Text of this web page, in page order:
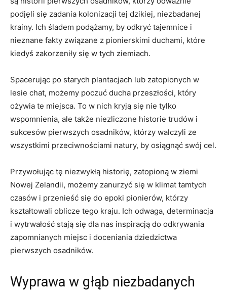
podjęli się zadania kolonizacji tej dzikiej, niezbadanej
krainy. Ich śladem podążamy, by odkryć⁣ tajemnice i
nieznane fakty ⁤związane z ‍pionierskimi duchami, które ​
kiedyś zakorzeniły się w tych ziemiach.
Spacerując po starych plantacjach lub zatopionych ​w
lesie chat, możemy poczuć ducha przeszłości, który
ożywia te miejsca. To w nich kryją się⁣ nie⁤ tylko
wspomnienia,​ ale także niezliczone historie​ trudów i
⁣sukcesów pierwszych osadników,⁣ którzy walczyli ⁢ze
wszystkimi‌ przeciwnościami natury, by osiągnąć swój cel.
Przywołując tę niezwykłą historię, zatopioną w ⁤ziemi⁢
Nowej Zelandii, możemy ⁤zanurzyć⁤ się w klimat tamtych
czasów i przenieść się do epoki pionierów, którzy
kształtowali oblicze tego ⁤kraju. Ich odwaga, determinacja
i wytrwałość stają się‌ dla nas inspiracją⁤ do⁤ odkrywania
zapomnianych miejsc i doceniania dziedzictwa⁣
pierwszych⁣ osadników.
Wyprawa w głąb niezbadanych